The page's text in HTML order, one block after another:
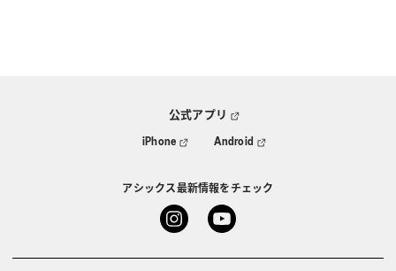
公式アプリ
iPhone Android
アシックス最新情報をチェック